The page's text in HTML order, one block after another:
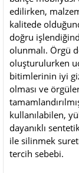
edilirken,
kalitede
doğru
olunmalı. Örgü
oluşturulurken
bitimlerinin iyi
olması ve
kullanılabilen,
dayanıklı
ile silinmek
tercih sebebi.